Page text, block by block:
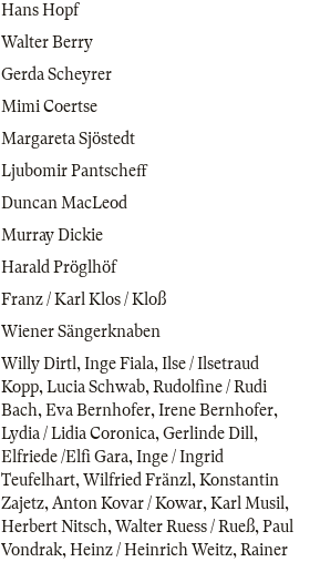
Hans Hopf
Walter Berry
Gerda Scheyrer
Mimi Coertse
Margareta Sjöstedt
Ljubomir Pantscheff
Duncan MacLeod
Murray Dickie
Harald Pröglhöf
Franz / Karl Klos / Kloß
Wiener Sängerknaben
Willy Dirtl,Inge Fiala,Ilse / Ilsetraud
Kopp,Lucia Schwab,Rudolfine / Rudi
Bach,Eva Bernhofer,Irene Bernhofer,
Lydia / Lidia Coronica,Gerlinde Dill,
Elfriede /Elfi Gara,Inge / Ingrid
Teufelhart,Wilfried Fränzl,Konstantin
Zajetz,Anton Kovar / Kowar,Karl Musil,
Herbert Nitsch,Walter Ruess / Rueß,Paul
Vondrak,Heinz / Heinrich Weitz,Rainer